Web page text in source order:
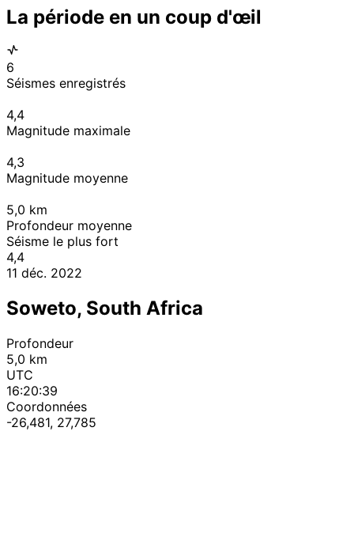
La période en un coup d'œil
6
Séismes enregistrés
4,4
Magnitude maximale
4,3
Magnitude moyenne
5,0 km
Profondeur moyenne
Séisme le plus fort
4,4
11 déc. 2022
Soweto, South Africa
Profondeur
5,0 km
UTC
16:20:39
Coordonnées
-26,481, 27,785